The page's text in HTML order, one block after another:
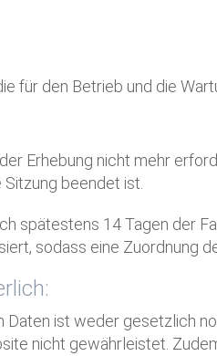
für den Betrieb und die
Erhebung nicht mehr
beendet ist.
spätestens 14 Tagen der
sodass eine Zuordnung
ist weder gesetzlich
nicht gewährleistet.